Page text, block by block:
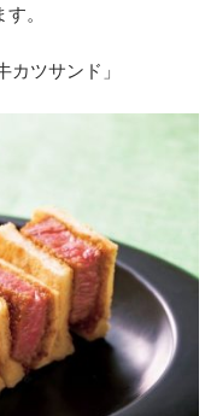
。
カツサンド」